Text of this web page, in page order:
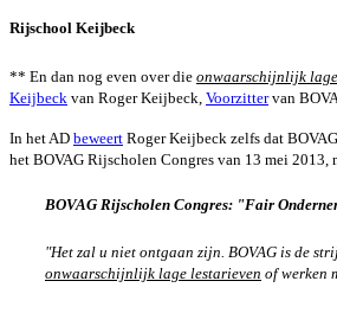
Rijschool Keijbeck
** En dan nog even over die onwaarschijnlijk
Keijbeck van Roger Keijbeck, Voorzitter van
In het AD beweert Roger Keijbeck zelfs dat
het BOVAG Rijscholen Congres van 13 mei 2013,
BOVAG Rijscholen Congres: "Fair
"Het zal u niet ontgaan zijn. BOVAG is de
onwaarschijnlijk lage lestarieven of werken